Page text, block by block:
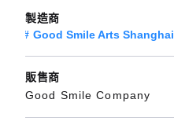
製造商
Good Smile Arts Shanghai
販售商
Good Smile Company